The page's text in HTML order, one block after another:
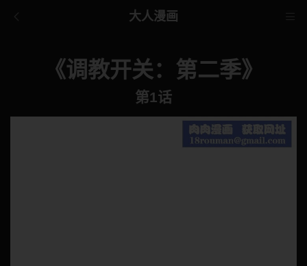
大人漫画
《调教开关：第二季》
第1话